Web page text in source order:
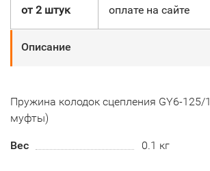
от 2 штук оплате на сайте
Описание
Пружина колодок сцепления GY6-
муфты)
Вес 0.1 кг